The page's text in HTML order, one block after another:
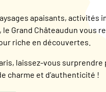
apaisants, activités
Grand Châteaudun vous
riche en découvertes.
laissez-vous surprendre
charme et d’authenticité !